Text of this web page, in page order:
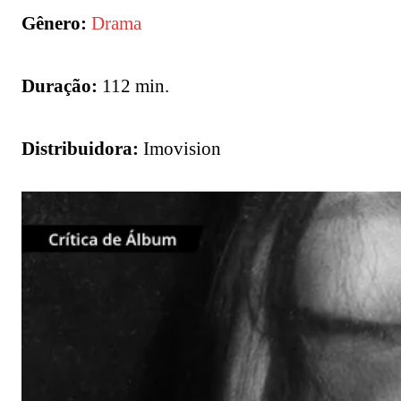
Gênero: Drama
Duração: 112 min.
Distribuidora: Imovision